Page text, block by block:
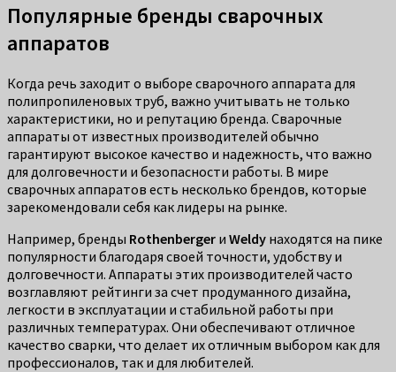
Популярные бренды сварочных
аппаратов
Когда речь заходит о выборе сварочного аппарата для
полипропиленовых труб, важно учитывать не только
характеристики, но и репутацию бренда. Сварочные
аппараты от известных производителей обычно
гарантируют высокое качество и надежность, что важно
для долговечности и безопасности работы. В мире
сварочных аппаратов есть несколько брендов, которые
зарекомендовали себя как лидеры на рынке.
Например, бренды Rothenberger и Weldy находятся на пике
популярности благодаря своей точности, удобству и
долговечности. Аппараты этих производителей часто
возглавляют рейтинги за счет продуманного дизайна,
легкости в эксплуатации и стабильной работы при
различных температурах. Они обеспечивают отличное
качество сварки, что делает их отличным выбором как для
профессионалов, так и для любителей.